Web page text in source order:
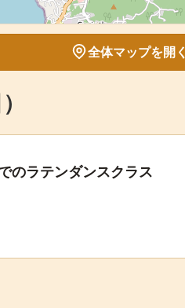
全体マップを開く
ラテンダンスクラス